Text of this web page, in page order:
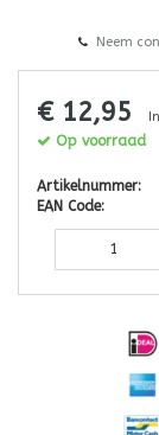
Neem
€ 12,95
Op voorraad
Artikelnummer:
EAN Code: